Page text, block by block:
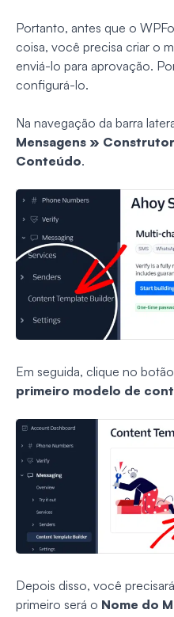
Portanto, antes que o
coisa, você precisa criar o
enviá-lo para aprovação.
configurá-lo.
Na navegação da barra
Mensagens »
Conteúdo.
Em seguida, clique no
primeiro modelo de
Depois disso, você
primeiro será o Nome do